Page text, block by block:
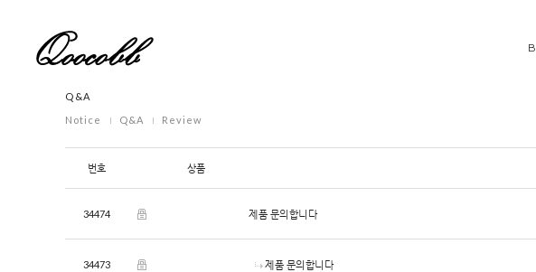
Q&A
Notice
Q&A Review
번호 상품
34474 제품 문의합니다
34473 제품 문의합니다